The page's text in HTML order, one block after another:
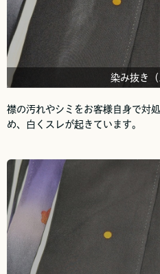
染み抜き
襟の汚れやシミをお客様自身で対
め、白くスレが起きています。